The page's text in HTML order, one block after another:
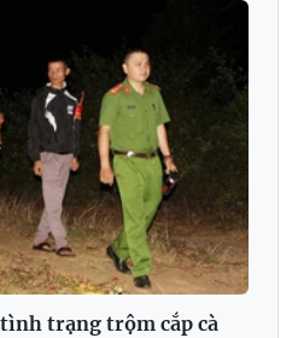
trạng trộm cắp cà